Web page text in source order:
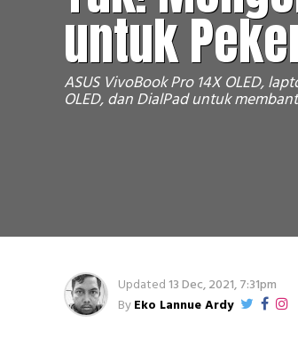
untuk
ASUS VivoBook Pro 14X OLED,
OLED, dan DialPad untuk
Updated 13 Dec, 2021, 7:31pm
ByEko Lannue Ardy